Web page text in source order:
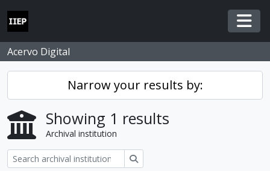
Skip to main content
Acervo Digital
Narrow your results by:
Showing 1 results
Archival institution